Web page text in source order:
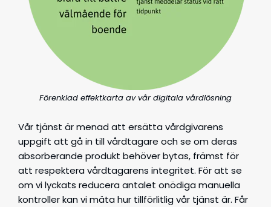
Förenklad effektkarta av vår digitala vårdlösning
Vår tjänst är menad att ersätta vårdgivarens
uppgift att gå in till vårdtagare och se om deras
absorberande produkt behöver bytas, främst för
att respektera vårdtagarens integritet. För att se
om vi lyckats reducera antalet onödiga manuella
kontroller kan vi mäta hur tillförlitlig vår tjänst är. Får